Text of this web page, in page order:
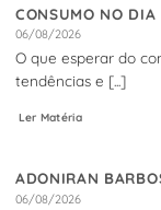
CONSUMO NO
06/08/2026
O que esperar do
tendências e [...]
Ler Matéria
ADONIRAN
06/08/2026